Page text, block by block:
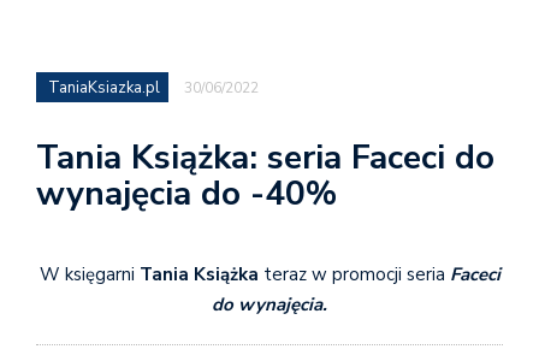
TaniaKsiazka.pl 30/06/2022
Tania Książka: seria Faceci do
wynajęcia do -40%
W księgarni Tania Książka teraz w promocji seria Faceci
do wynajęcia.